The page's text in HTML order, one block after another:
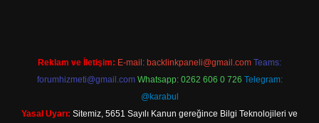
Reklam ve İletişim: E-mail: backlinkpaneli@gmail.com Teams:
forumhizmeti@gmail.com Whatsapp: 0262 606 0 726 Telegram:
@karabul
Yasal Uyarı: Sitemiz, 5651 Sayılı Kanun gereğince Bilgi Teknolojileri ve